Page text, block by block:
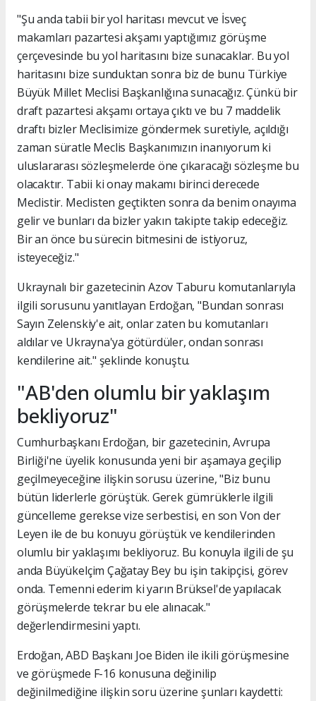
"Şu anda tabii bir yol haritası mevcut ve İsveç
makamları pazartesi akşamı yaptığımız görüşme
çerçevesinde bu yol haritasını bize sunacaklar. Bu yol
haritasını bize sunduktan sonra biz de bunu Türkiye
Büyük Millet Meclisi Başkanlığına sunacağız. Çünkü bir
draft pazartesi akşamı ortaya çıktı ve bu 7 maddelik
draftı bizler Meclisimize göndermek suretiyle, açıldığı
zaman süratle Meclis Başkanımızın inanıyorum ki
uluslararası sözleşmelerde öne çıkaracağı sözleşme bu
olacaktır. Tabii ki onay makamı birinci derecede
Meclistir. Meclisten geçtikten sonra da benim onayıma
gelir ve bunları da bizler yakın takipte takip edeceğiz.
Bir an önce bu sürecin bitmesini de istiyoruz,
isteyeceğiz."
Ukraynalı bir gazetecinin Azov Taburu komutanlarıyla
ilgili sorusunu yanıtlayan Erdoğan, "Bundan sonrası
Sayın Zelenskiy'e ait, onlar zaten bu komutanları
aldılar ve Ukrayna'ya götürdüler, ondan sonrası
kendilerine ait." şeklinde konuştu.
"AB'den olumlu bir yaklaşım
bekliyoruz"
Cumhurbaşkanı Erdoğan, bir gazetecinin, Avrupa
Birliği'ne üyelik konusunda yeni bir aşamaya geçilip
geçilmeyeceğine ilişkin sorusu üzerine, "Biz bunu
bütün liderlerle görüştük. Gerek gümrüklerle ilgili
güncelleme gerekse vize serbestisi, en son Von der
Leyen ile de bu konuyu görüştük ve kendilerinden
olumlu bir yaklaşımı bekliyoruz. Bu konuyla ilgili de şu
anda Büyükelçim Çağatay Bey bu işin takipçisi, görev
onda. Temenni ederim ki yarın Brüksel'de yapılacak
görüşmelerde tekrar bu ele alınacak."
değerlendirmesini yaptı.
Erdoğan, ABD Başkanı Joe Biden ile ikili görüşmesine
ve görüşmede F-16 konusuna değinilip
değinilmediğine ilişkin soru üzerine şunları kaydetti: